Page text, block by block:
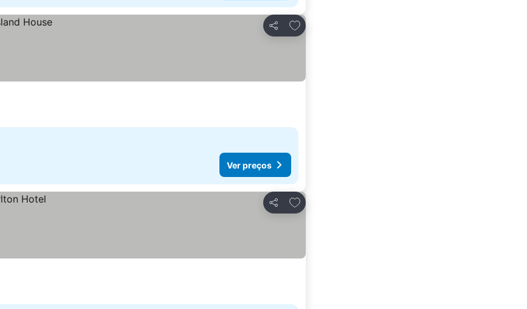
Partilhar
Adicionar aos favoritos
Ver preços
Partilhar
Adicionar aos favoritos